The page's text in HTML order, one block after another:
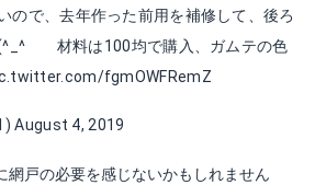
ので、去年作った前用を補修して、後ろ
ゞ 材料は100均で購入、ガムテの色
fgmOWFRemZ
August 4, 2019
網戸の必要を感じないかもしれません